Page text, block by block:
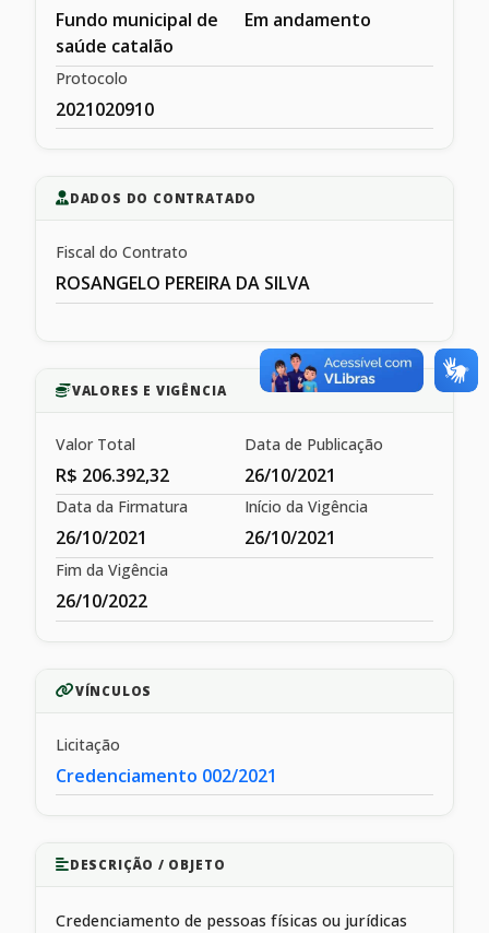
Fundo municipal de
saúde catalão
Em andamento
Protocolo
2021020910
DADOS DO CONTRATADO
Fiscal do Contrato
ROSANGELO PEREIRA DA SILVA
VALORES E VIGÊNCIA
Valor Total
R$ 206.392,32
Data de Publicação
26/10/2021
Data da Firmatura
26/10/2021
Início da Vigência
26/10/2021
Fim da Vigência
26/10/2022
VÍNCULOS
Licitação
Credenciamento 002/2021
DESCRIÇÃO / OBJETO
Credenciamento de pessoas físicas ou jurídicas